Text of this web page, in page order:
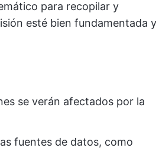
para recopilar y
esté bien fundamentada y
se verán afectados por la
fuentes de datos, como